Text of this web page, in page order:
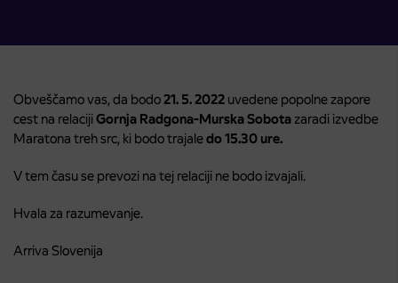
Obveščamo vas, da bodo21. 5. 2022 uvedene popolne zapore
cest na relacijiGornja Radgona-Murska Sobota zaradi izvedbe
Maratona treh src, ki bodo trajaledo 15.30 ure.
V tem času se prevozi na tej relaciji ne bodo izvajali.
Hvala za razumevanje.
Arriva Slovenija